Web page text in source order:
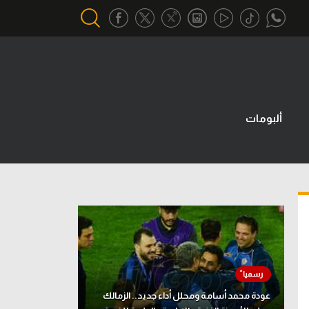
تحقيق في الجول
تحليل في الجول
حكايات في الجول
كويز في الجول
فيديو في الجول
ألبومات
عودة محمد أسامة ومحلل أداء جديد.. الزمالك